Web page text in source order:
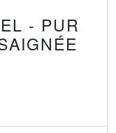
- PUR